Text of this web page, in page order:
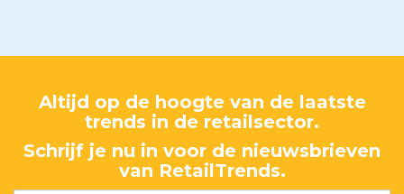
Altijd op de hoogte van de laatste
trends in de retailsector.
Schrijf je nu in voor de nieuwsbrieven
van RetailTrends.